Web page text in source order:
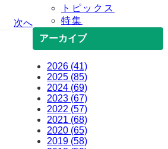
次へ
トピックス
特集
アーカイブ
2026 (41)
2025 (85)
2024 (69)
2023 (67)
2022 (57)
2021 (68)
2020 (65)
2019 (58)